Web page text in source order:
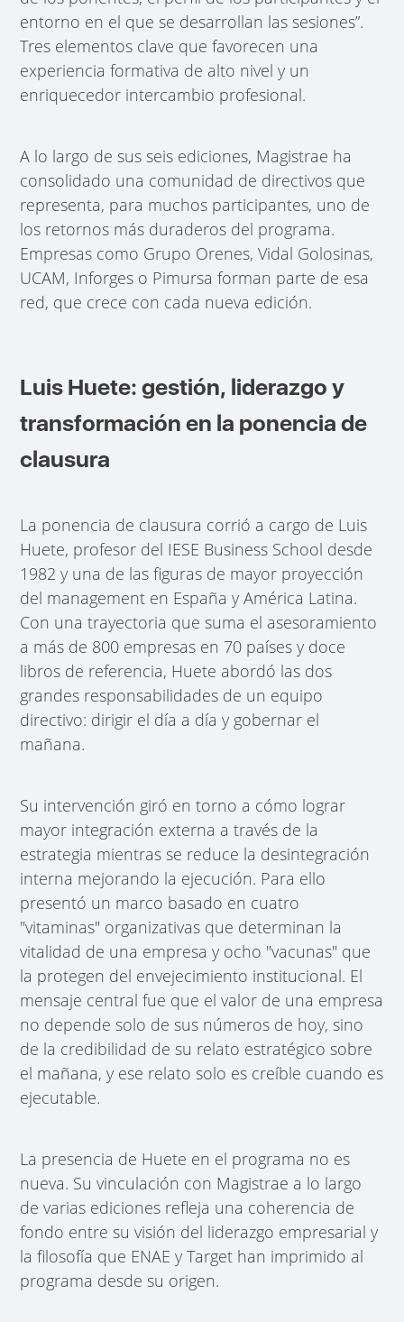
entorno en el que se desarrollan las sesiones”.
Tres elementos clave que favorecen una
experiencia formativa de alto nivel y un
enriquecedor intercambio profesional.
A lo largo de sus seis ediciones, Magistrae ha
consolidado una comunidad de directivos que
representa, para muchos participantes, uno de
los retornos más duraderos del programa.
Empresas como Grupo Orenes, Vidal Golosinas,
UCAM, Inforges o Pimursa forman parte de esa
red, que crece con cada nueva edición.
Luis Huete: gestión, liderazgo y
transformación en la ponencia de
clausura
La ponencia de clausura corrió a cargo de Luis
Huete, profesor del IESE Business School desde
1982 y una de las figuras de mayor proyección
del management en España y América Latina.
Con una trayectoria que suma el asesoramiento
a más de 800 empresas en 70 países y doce
libros de referencia, Huete abordó las dos
grandes responsabilidades de un equipo
directivo: dirigir el día a día y gobernar el
mañana.
Su intervención giró en torno a cómo lograr
mayor integración externa a través de la
estrategia mientras se reduce la desintegración
interna mejorando la ejecución. Para ello
presentó un marco basado en cuatro
"vitaminas" organizativas que determinan la
vitalidad de una empresa y ocho "vacunas" que
la protegen del envejecimiento institucional. El
mensaje central fue que el valor de una empresa
no depende solo de sus números de hoy, sino
de la credibilidad de su relato estratégico sobre
el mañana, y ese relato solo es creíble cuando es
ejecutable.
La presencia de Huete en el programa no es
nueva. Su vinculación con Magistrae a lo largo
de varias ediciones refleja una coherencia de
fondo entre su visión del liderazgo empresarial y
la filosofía que ENAE y Target han imprimido al
programa desde su origen.